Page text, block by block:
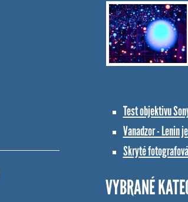
Test objektivu
Vanadzor - Lenin
Skryté
VYBRANÉ